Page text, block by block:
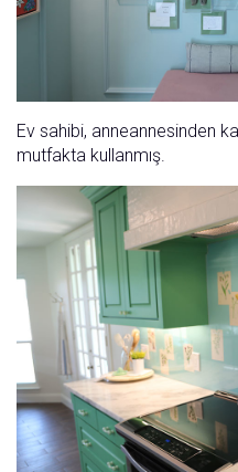
Ev sahibi, anneannesinden
mutfakta kullanmış.